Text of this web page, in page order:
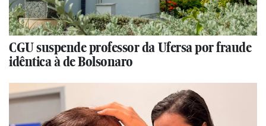
CGU suspende professor da Ufersa por fraude
idêntica à de Bolsonaro